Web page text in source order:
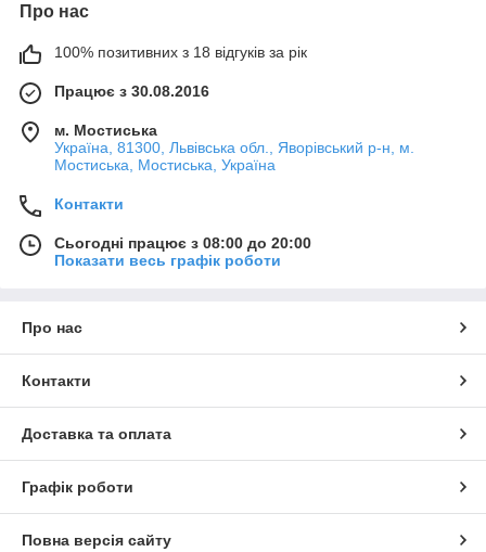
Про нас
100% позитивних з 18 відгуків за рік
Працює з 30.08.2016
м. Мостиська
Україна, 81300, Львівська обл., Яворівський р-н, м.
Мостиська, Мостиська, Україна
Контакти
Сьогодні працює з 08:00 до 20:00
Показати весь графік роботи
Про нас
Контакти
Доставка та оплата
Графік роботи
Повна версія сайту